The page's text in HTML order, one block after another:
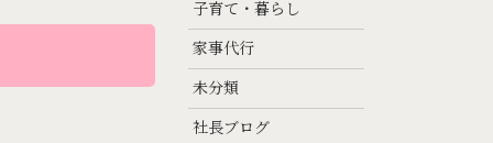
子育て・暮らし
家事代行
未分類
社長ブログ